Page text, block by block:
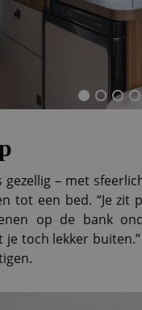
– met
tot een bed. “Je
op de bank
toch lekker